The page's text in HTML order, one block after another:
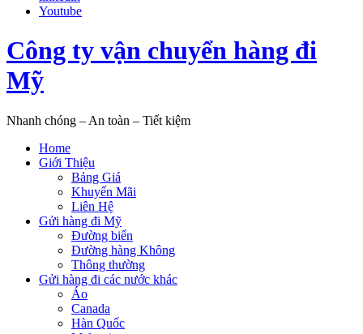
Youtube
Công ty vận chuyển hàng đi
Mỹ
Nhanh chóng – An toàn – Tiết kiệm
Home
Giới Thiệu
Bảng Giá
Khuyến Mãi
Liên Hệ
Gửi hàng đi Mỹ
Đường biển
Đường hàng Không
Thông thường
Gửi hàng đi các nước khác
Áo
Canada
Hàn Quốc